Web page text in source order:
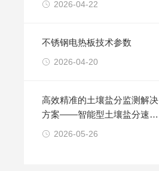
2026-04-22
不锈钢电热板技术参数
2026-04-20
高效精准的土壤盐分监测解决
方案——智能型土壤盐分速测
仪
2026-05-26